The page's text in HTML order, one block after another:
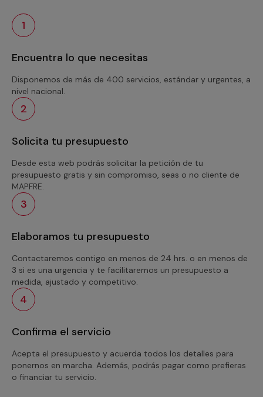
1
Encuentra lo que necesitas
Disponemos de más de 400 servicios, estándar y urgentes, a
nivel nacional.
2
Solicita tu presupuesto
Desde esta web podrás solicitar la petición de tu
presupuesto gratis y sin compromiso, seas o no cliente de
MAPFRE.
3
Elaboramos tu presupuesto
Contactaremos contigo en menos de 24 hrs. o en menos de
3 si es una urgencia y te facilitaremos un presupuesto a
medida, ajustado y competitivo.
4
Confirma el servicio
Acepta el presupuesto y acuerda todos los detalles para
ponernos en marcha. Además, podrás pagar como prefieras
o financiar tu servicio.